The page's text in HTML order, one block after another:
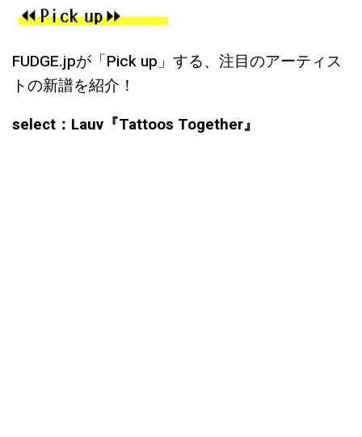
FUDGE.jpが「Pick up」する、注目のアーティス
トの新譜を紹介！
select：Lauv『Tattoos Together』